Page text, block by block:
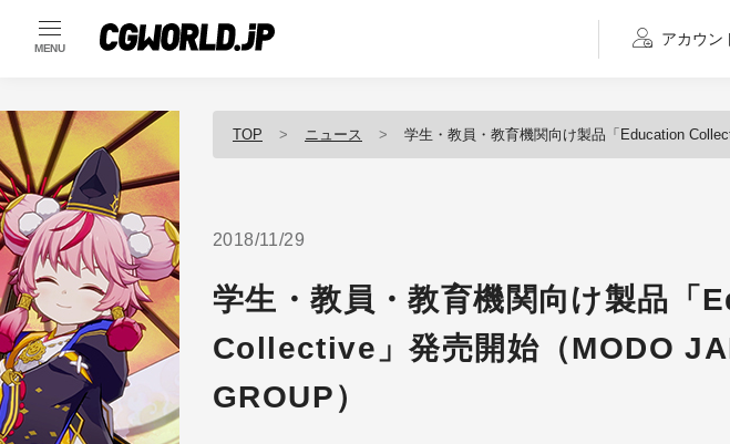
MENU
アカウン
TOP ニュース 学生・教員・教育機関向け製品「Education Collective」発売開
2018/11/29
学生・教員・教育機関向け製品「
Collective」発売開始（MODO
GROUP）